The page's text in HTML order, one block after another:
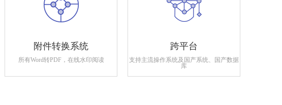
附件转换系统
所有Word转PDF，在线水印阅读
跨平台
支持主流操作系统及国产系统、国产数据
库